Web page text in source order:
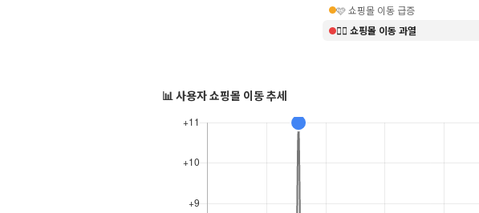
🩷 쇼핑몰 이동 급증
❤️‍🔥 쇼핑몰 이동 과열
📊 사용자 쇼핑몰 이동 추세